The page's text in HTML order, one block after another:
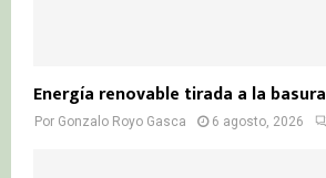
Energía renovable tirada a la basura
Por Gonzalo Royo Gasca 6 agosto, 2026